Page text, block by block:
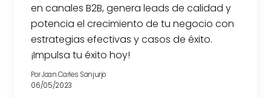
en canales B2B, genera leads de calidad y
potencia el crecimiento de tu negocio con
estrategias efectivas y casos de éxito.
¡Impulsa tu éxito hoy!
PorJoan Carles Sanjurjo
06/05/2023